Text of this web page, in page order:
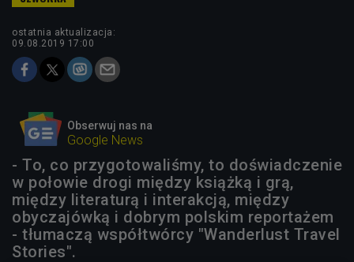
ostatnia aktualizacja:
09.08.2019 17:00
Obserwuj nas na
Google News
- To, co przygotowaliśmy, to doświadczenie
w połowie drogi między książką i grą,
między literaturą i interakcją, między
obyczajówką i dobrym polskim reportażem
- tłumaczą współtwórcy "Wanderlust Travel
Stories".